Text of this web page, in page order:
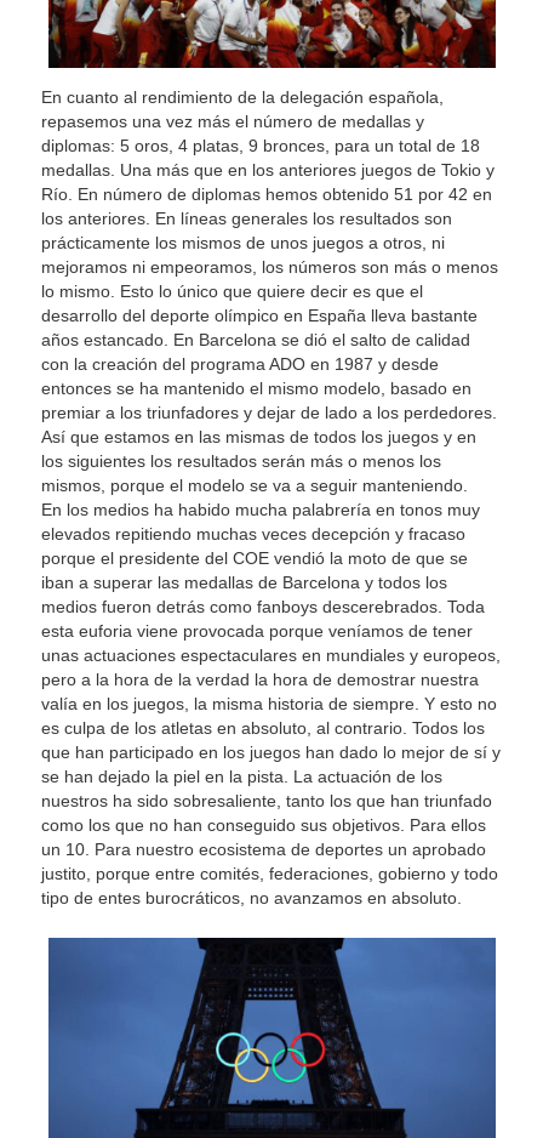
En cuanto al rendimiento de la delegación española,
repasemos una vez más el número de medallas y
diplomas: 5 oros, 4 platas, 9 bronces, para un total de 18
medallas. Una más que en los anteriores juegos de Tokio y
Río. En número de diplomas hemos obtenido 51 por 42 en
los anteriores. En líneas generales los resultados son
prácticamente los mismos de unos juegos a otros, ni
mejoramos ni empeoramos, los números son más o menos
lo mismo. Esto lo único que quiere decir es que el
desarrollo del deporte olímpico en España lleva bastante
años estancado. En Barcelona se dió el salto de calidad
con la creación del programa ADO en 1987 y desde
entonces se ha mantenido el mismo modelo, basado en
premiar a los triunfadores y dejar de lado a los perdedores.
Así que estamos en las mismas de todos los juegos y en
los siguientes los resultados serán más o menos los
mismos, porque el modelo se va a seguir manteniendo.
En los medios ha habido mucha palabrería en tonos muy
elevados repitiendo muchas veces decepción y fracaso
porque el presidente del COE vendió la moto de que se
iban a superar las medallas de Barcelona y todos los
medios fueron detrás como fanboys descerebrados. Toda
esta euforia viene provocada porque veníamos de tener
unas actuaciones espectaculares en mundiales y europeos,
pero a la hora de la verdad la hora de demostrar nuestra
valía en los juegos, la misma historia de siempre. Y esto no
es culpa de los atletas en absoluto, al contrario. Todos los
que han participado en los juegos han dado lo mejor de sí y
se han dejado la piel en la pista. La actuación de los
nuestros ha sido sobresaliente, tanto los que han triunfado
como los que no han conseguido sus objetivos. Para ellos
un 10. Para nuestro ecosistema de deportes un aprobado
justito, porque entre comités, federaciones, gobierno y todo
tipo de entes burocráticos, no avanzamos en absoluto.